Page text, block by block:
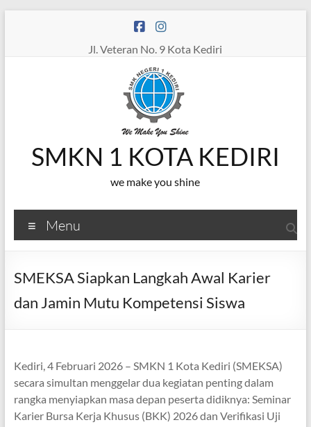
Jl. Veteran No. 9 Kota Kediri
SMKN 1 KOTA KEDIRI
we make you shine
Menu
SMEKSA Siapkan Langkah Awal Karier
dan Jamin Mutu Kompetensi Siswa
Kediri, 4 Februari 2026 – SMKN 1 Kota Kediri (SMEKSA)
secara simultan menggelar dua kegiatan penting dalam
rangka menyiapkan masa depan peserta didiknya: Seminar
Karier Bursa Kerja Khusus (BKK) 2026 dan Verifikasi Uji